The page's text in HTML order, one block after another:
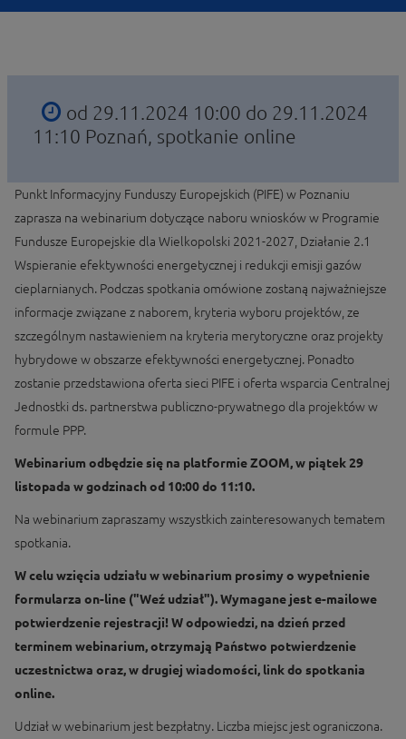
od 29.11.2024 10:00 do 29.11.2024
11:10 Poznań, spotkanie online
Punkt Informacyjny Funduszy Europejskich (PIFE) w Poznaniu
zaprasza na webinarium dotyczące naboru wniosków w Programie
Fundusze Europejskie dla Wielkopolski 2021-2027, Działanie 2.1
Wspieranie efektywności energetycznej i redukcji emisji gazów
cieplarnianych. Podczas spotkania omówione zostaną najważniejsze
informacje związane z naborem, kryteria wyboru projektów, ze
szczególnym nastawieniem na kryteria merytoryczne oraz projekty
hybrydowe w obszarze efektywności energetycznej. Ponadto
zostanie przedstawiona oferta sieci PIFE i oferta wsparcia Centralnej
Jednostki ds. partnerstwa publiczno-prywatnego dla projektów w
formule PPP.
Webinarium odbędzie się na platformie ZOOM, w piątek 29
listopada w godzinach od 10:00 do 11:10.
Na webinarium zapraszamy wszystkich zainteresowanych tematem
spotkania.
W celu wzięcia udziału w webinarium prosimy o wypełnienie
formularza on-line ("Weź udział"). Wymagane jest e-mailowe
potwierdzenie rejestracji! W odpowiedzi, na dzień przed
terminem webinarium, otrzymają Państwo potwierdzenie
uczestnictwa oraz, w drugiej wiadomości, link do spotkania
online.
Udział w webinarium jest bezpłatny. Liczba miejsc jest ograniczona.